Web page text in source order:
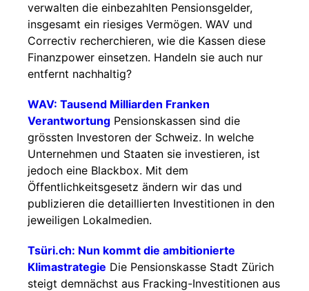
verwalten die einbezahlten Pensionsgelder,
insgesamt ein riesiges Vermögen. WAV und
Correctiv recherchieren, wie die Kassen diese
Finanzpower einsetzen. Handeln sie auch nur
entfernt nachhaltig?
WAV: Tausend Milliarden Franken
Verantwortung Pensionskassen sind die
grössten Investoren der Schweiz. In welche
Unternehmen und Staaten sie investieren, ist
jedoch eine Blackbox. Mit dem
Öffentlichkeitsgesetz ändern wir das und
publizieren die detaillierten Investitionen in den
jeweiligen Lokalmedien.
Tsüri.ch: Nun kommt die ambitionierte
Klimastrategie Die Pensionskasse Stadt Zürich
steigt demnächst aus Fracking-Investitionen aus